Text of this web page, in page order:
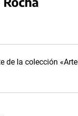
la colección